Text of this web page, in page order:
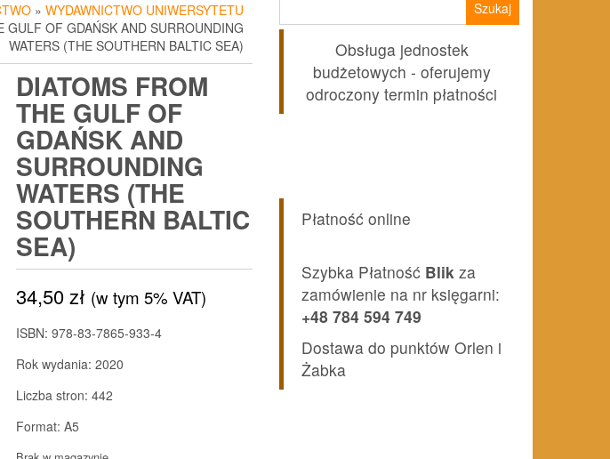
» WYDAWNICTWO UNIWERSYTETU
GULF OF GDAŃSK AND SURROUNDING
WATERS (THE SOUTHERN BALTIC SEA)
DIATOMS FROM
THE GULF OF
GDAŃSK AND
SURROUNDING
WATERS (THE
SOUTHERN BALTIC
SEA)
34,50zł (w tym 5% VAT)
ISBN: 978-83-7865-933-4
Rok wydania: 2020
Liczba stron: 442
Format: A5
Obsługa jednostek
budżetowych - oferujemy
odroczony termin płatności
Płatność online
Szybka Płatność Blik za
zamówienie na nr księgarni:
+48 784 594 749
Dostawa do punktów Orlen i
Żabka